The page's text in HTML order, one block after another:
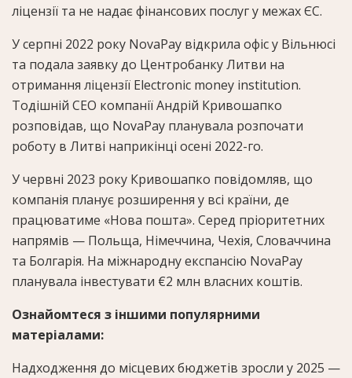
ліцензії та не надає фінансових послуг у межах ЄС.
У серпні 2022 року NovaPay відкрила офіс у Вільнюсі
та подала заявку до Центробанку Литви на
отримання ліцензії Electronic money institution.
Тодішній СЕО компанії Андрій Кривошапко
розповідав, що NovaPay планувала розпочати
роботу в Литві наприкінці осені 2022-го.
У червні 2023 року Кривошапко повідомляв, що
компанія планує розширення у всі країни, де
працюватиме «Нова пошта». Серед пріоритетних
напрямів — Польща, Німеччина, Чехія, Словаччина
та Болгарія. На міжнародну експансію NovaPay
планувала інвестувати €2 млн власних коштів.
Ознайомтеся з іншими популярними
матеріалами:
Надходження до місцевих бюджетів зросли у 2025 —